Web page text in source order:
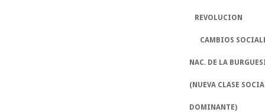
REVOLUCION
CAMBIOS
NAC. DE LA
(NUEVA